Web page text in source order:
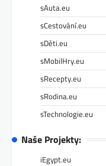
sAuta.eu
sCestování.eu
sDěti.eu
sMobilHry.eu
sRecepty.eu
sRodina.eu
sTechnologie.eu
Naše Projekty:
iEgypt.eu